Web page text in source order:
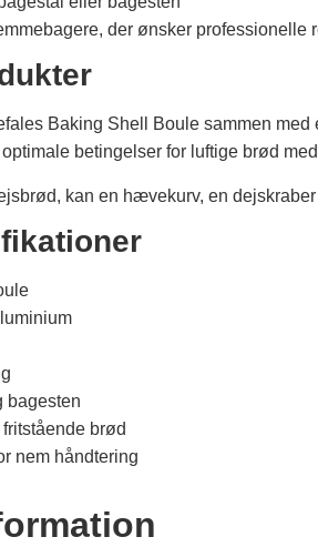
der ønsker professionelle
Baking Shell Boule sammen
betingelser for luftige brød
kan en hævekurv, en
bagesten
brød
nem håndtering